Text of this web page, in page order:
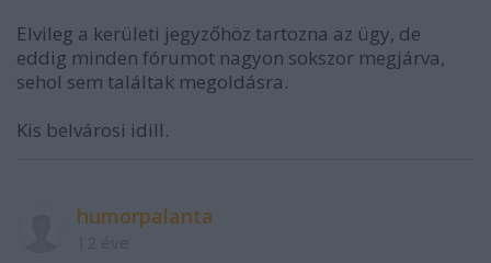
Elvileg a kerületi jegyzőhöz tartozna az ügy, de
eddig minden fórumot nagyon sokszor megjárva,
sehol sem találtak megoldásra.
Kis belvárosi idill.
humorpalanta